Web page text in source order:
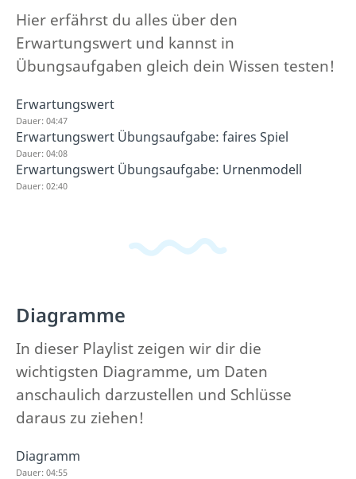
Hier erfährst du alles über den
Erwartungswert und kannst in
Übungsaufgaben gleich dein Wissen testen!
Erwartungswert
Dauer: 04:47
Erwartungswert Übungsaufgabe: faires Spiel
Dauer: 04:08
Erwartungswert Übungsaufgabe: Urnenmodell
Dauer: 02:40
Diagramme
In dieser Playlist zeigen wir dir die
wichtigsten Diagramme, um Daten
anschaulich darzustellen und Schlüsse
daraus zu ziehen!
Diagramm
Dauer: 04:55